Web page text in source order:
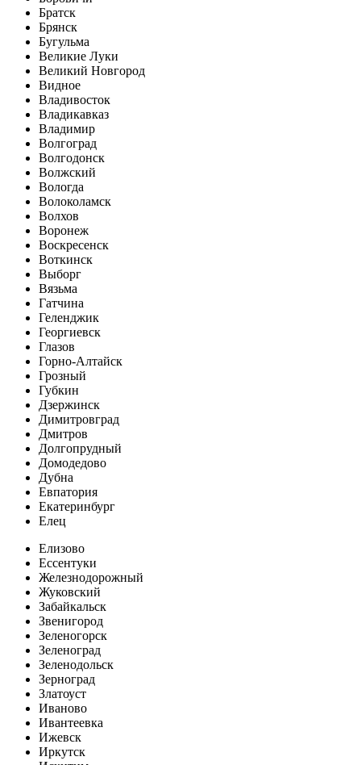
Братск
Брянск
Бугульма
Великие Луки
Великий Новгород
Видное
Владивосток
Владикавказ
Владимир
Волгоград
Волгодонск
Волжский
Вологда
Волоколамск
Волхов
Воронеж
Воскресенск
Воткинск
Выборг
Вязьма
Гатчина
Геленджик
Георгиевск
Глазов
Горно-Алтайск
Грозный
Губкин
Дзержинск
Димитровград
Дмитров
Долгопрудный
Домодедово
Дубна
Евпатория
Екатеринбург
Елец
Елизово
Ессентуки
Железнодорожный
Жуковский
Забайкальск
Звенигород
Зеленогорск
Зеленоград
Зеленодольск
Зерноград
Златоуст
Иваново
Ивантеевка
Ижевск
Иркутск